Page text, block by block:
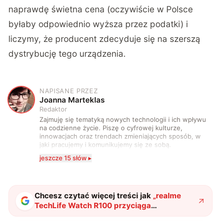
naprawdę świetna cena (oczywiście w Polsce
byłaby odpowiednio wyższa przez podatki) i
liczymy, że producent zdecyduje się na szerszą
dystrybucję tego urządzenia.
J
NAPISANE PRZEZ
Joanna Marteklas
Redaktor
Zajmuję się tematyką nowych technologii i ich wpływu
na codzienne życie. Piszę o cyfrowej kulturze,
innowacjach oraz trendach zmieniających sposób, w
jaki pracujemy i komunikujemy się ze sobą.
technologii a współczesną popkulturą. W wolnych
jeszcze 15 słów ▸
Chcesz czytać więcej treści jak „realme
TechLife Watch R100 przyciąga
specyfikacją i naprawdę atrakcyjną ceną"?